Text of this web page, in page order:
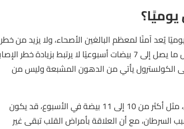
يُعد آمنًا لمعظم البالغين الأصحاء، ولا يزيد من خطر
الإصابة بأمراض القلب. فوفقًا لجامعة هارفارد، فإن تناول ما يصل إلى 7 بيضات أسبوعيًا لا يرتبط بزيادة خطر
الكولسترول يأتي من الدهون المشبعة وليس من
لكن بعض الدراسات تشير إلى أن الاستهلاك العالي للبيض، مثل أكثر من 10 إلى 11 بيضة في الأسبوع، قد يكون
السرطان، مع أن العلاقة بأمراض القلب تبقى غير